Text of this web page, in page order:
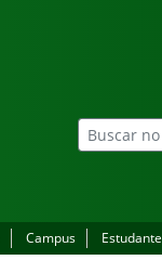
Campus Estudante